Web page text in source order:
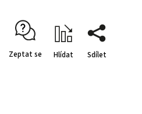
Zeptat se Hlídat Sdílet